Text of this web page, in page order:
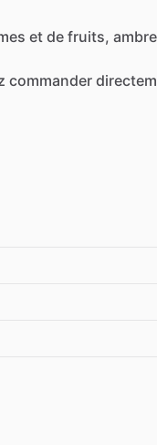
et de fruits,
commander